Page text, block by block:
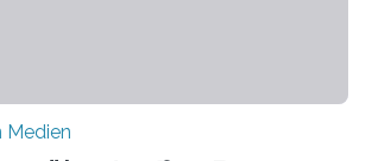
Medien